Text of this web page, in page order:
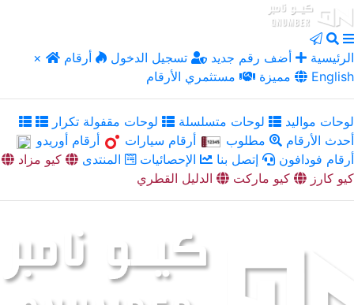
× الرئيسية أضف رقم جديد تسجيل الدخول
أرقام
مميزة
مستثمري الأرقام English
لوحات مواليد لوحات متسلسلة
لوحات مقفولة تكرار
أحدث الأرقام
مطلوب أرقام سيارات
أرقام أوريدو
أرقام فودافون
إتصل بنا الإحصائيات المنتدى
كيو مزاد
كيو كارز
كيو ماركت الدليل القطري